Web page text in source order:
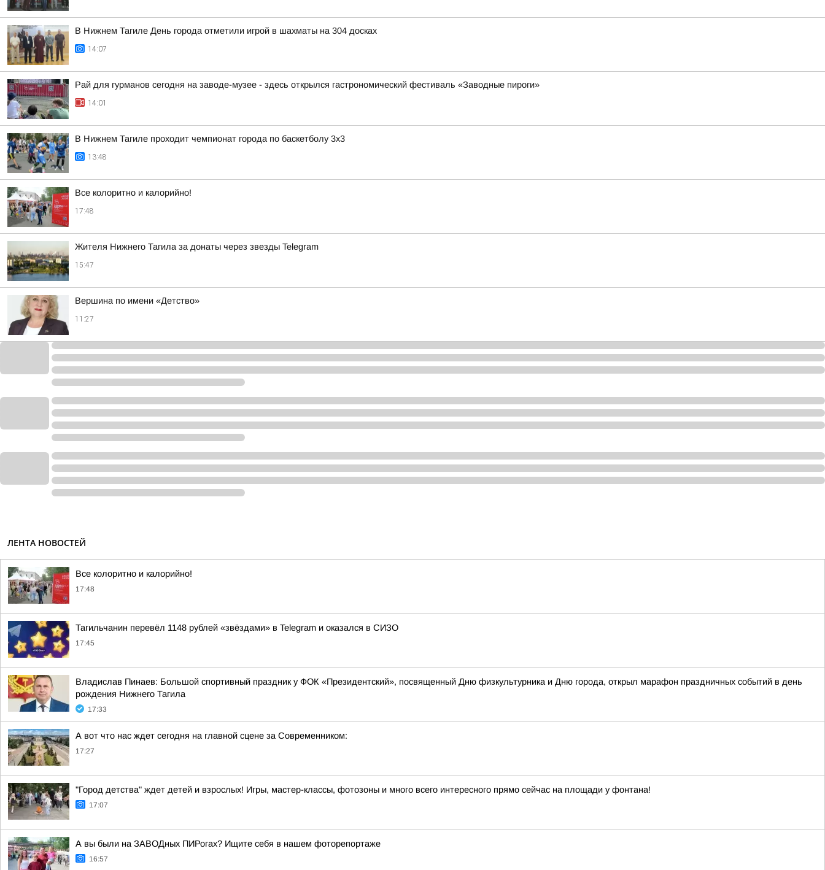
В Нижнем Тагиле День города отметили игрой в шахматы на 304 досках
14:07
Рай для гурманов сегодня на заводе-музее - здесь открылся гастрономический фестиваль «Заводные пироги»
14:01
В Нижнем Тагиле проходит чемпионат города по баскетболу 3х3
13:48
Все колоритно и калорийно!
17:48
Жителя Нижнего Тагила за донаты через звезды Telegram
15:47
Вершина по имени «Детство»
11:27
ЛЕНТА НОВОСТЕЙ
Все колоритно и калорийно!
17:48
Тагильчанин перевёл 1148 рублей «звёздами» в Telegram и оказался в СИЗО
17:45
Владислав Пинаев: Большой спортивный праздник у ФОК «Президентский», посвященный Дню физкультурника и Дню города, открыл марафон праздничных событий в день
рождения Нижнего Тагила
17:33
А вот что нас ждет сегодня на главной сцене за Современником:
17:27
"Город детства" ждет детей и взрослых! Игры, мастер-классы, фотозоны и много всего интересного прямо сейчас на площади у фонтана!
17:07
А вы были на ЗАВОДных ПИРогах? Ищите себя в нашем фоторепортаже
16:57